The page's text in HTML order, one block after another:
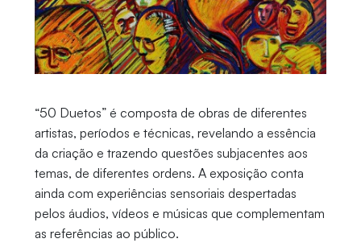
“50 Duetos” é composta de obras de diferentes
artistas, períodos e técnicas, revelando a essência
da criação e trazendo questões subjacentes aos
temas, de diferentes ordens. A exposição conta
ainda com experiências sensoriais despertadas
pelos áudios, vídeos e músicas que complementam
as referências ao público.